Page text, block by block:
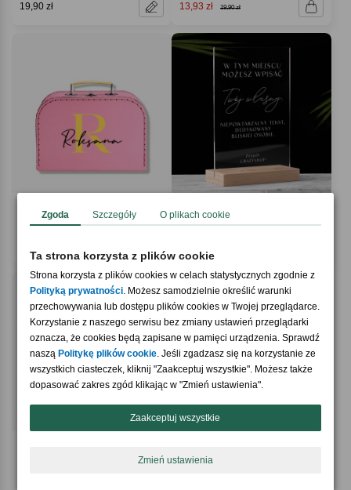
19,90 zł 13,93 zł 19,90 zł
Kuferek szkolny PREZENT DLA
UCZENNICY różowy
Statuetka z własnym napisem TWÓJ
TEKST
Koszulka z nadrukiem dla dziecka
HELLO prezent na Dzień Dziecka
Zgoda Szczegóły O plikach cookie
Ta strona korzysta z plików cookie
Strona korzysta z plików cookies w celach statystycznych zgodnie z
Polityką prywatności. Możesz samodzielnie określić warunki
przechowywania lub dostępu plików cookies w Twojej przeglądarce.
Korzystanie z naszego serwisu bez zmiany ustawień przeglądarki
oznacza, że cookies będą zapisane w pamięci urządzenia. Sprawdź
naszą Politykę plików cookie. Jeśli zgadzasz się na korzystanie ze
wszystkich ciasteczek, kliknij "Zaakceptuj wszystkie". Możesz także
dopasować zakres zgód klikając w "Zmień ustawienia".
Zaakceptuj wszystkie
Zmień ustawienia